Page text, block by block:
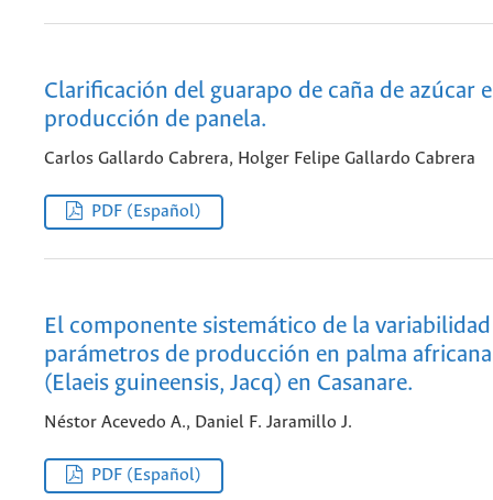
Clarificación del guarapo de caña de azúcar
producción de panela.
Carlos Gallardo Cabrera, Holger Felipe Gallardo Cabrera
PDF (Español)
El componente sistemático de la
parámetros de producción en palma
(Elaeis guineensis, Jacq) en Casanare.
Néstor Acevedo A., Daniel F. Jaramillo J.
PDF (Español)